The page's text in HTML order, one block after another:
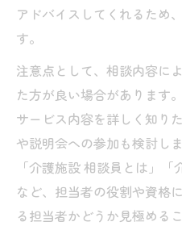
アドバイスしてくれるため
す。
注意点として、相談内容に
た方が良い場合があります
サービス内容を詳しく知り
や説明会への参加も検討し
「介護施設 相談員とは」「
など、担当者の役割や資格
る担当者かどうか見極める